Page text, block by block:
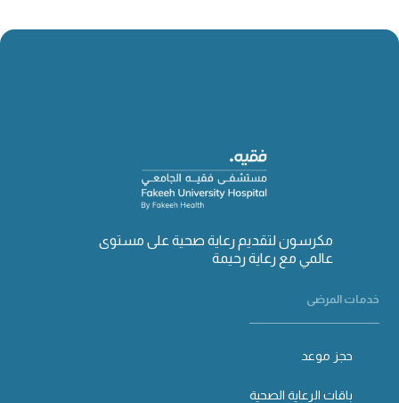
مكرسون لتقديم رعاية صحية على مستوى
عالمي مع رعاية رحيمة
خدمات المرضى
حجز موعد
باقات الرعاية الصحية